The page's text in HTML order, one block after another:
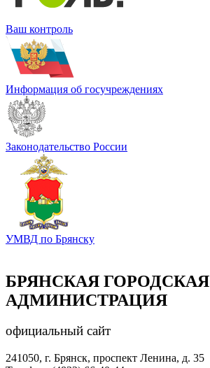
Ваш контроль
Информация об госучреждениях
Законодательство России
УМВД по Брянску
БРЯНСКАЯ ГОРОДСКАЯ
АДМИНИСТРАЦИЯ
официальный сайт
241050, г. Брянск, проспект Ленина, д. 35